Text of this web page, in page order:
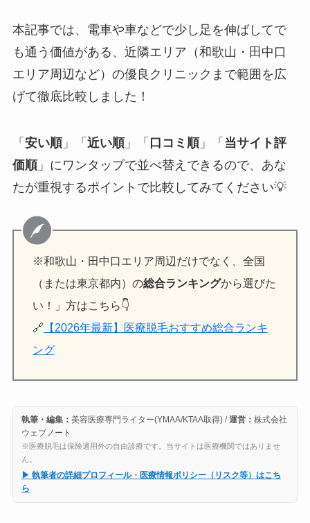
本記事では、電車や車などで少し足を伸ばしてで
も通う価値がある、近隣エリア（和歌山・田中口
エリア周辺など）の優良クリニックまで範囲を広
げて徹底比較しました！
「 安い順」「 近い順」「 口コミ順」「 当サイト評
価順」にワンタップで並べ替えできるので、あな
たが重視するポイントで比較してみてください💡
※和歌山・田中口エリア周辺だけでなく、全国
（または東京都内）の総合ランキングから選びた
い！」方はこちら👇
🔗 【2026年最新】医療脱毛おすすめ総合ランキ
ング
執筆・編集： 美容医療専門ライター(YMAA/KTAA取得) /運営： 株式会社
ウェブノート
※医療脱毛は保険適用外の自由診療です。当サイトは医療機関ではありませ
ん。
▶ 執筆者の詳細プロフィール・医療情報ポリシー（リスク等）はこち
ら